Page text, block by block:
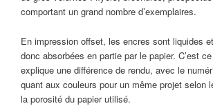
comportant un grand nombre d’exemplaires.
En impression offset, les encres sont liquides
donc absorbées en partie par le papier. C’est
explique une différence de rendu, avec le
quant aux couleurs pour un même projet selon
la porosité du papier utilisé.